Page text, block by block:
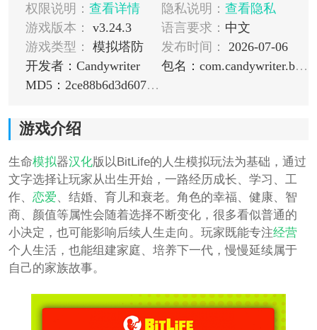
权限说明： 查看详情 隐私说明： 查看隐私
游戏版本：
v3.24.3 语言要求： 中文
游戏类型：
模拟塔防 发布时间：
2026-07-06
开发者：Candywriter
包名：com.candywriter.bitlife
MD5：2ce88b6d3d6079ed0a3b4dc74185d34d
游戏介绍
生命模拟器汉化版以BitLife的人生模拟玩法为基础，通过
文字选择让玩家从出生开始，一路经历成长、学习、工
作、 恋爱、结婚、育儿和衰老。角色的幸福、健康、智
商、颜值等属性会随着选择不断变化，很多看似普通的
小决定，也可能影响后续人生走向。玩家既能专注经营
个人生活，也能组建家庭、培养下一代，慢慢延续属于
自己的家族故事。